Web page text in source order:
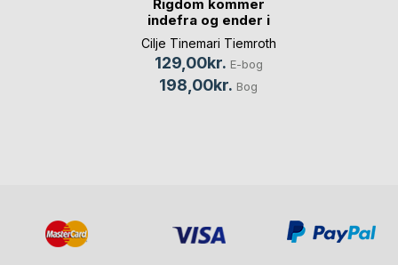
Rigdom kommer
indefra og ender i
banken
Cilje Tinemari Tiemroth
129,00kr. E-bog
198,00kr. Bog